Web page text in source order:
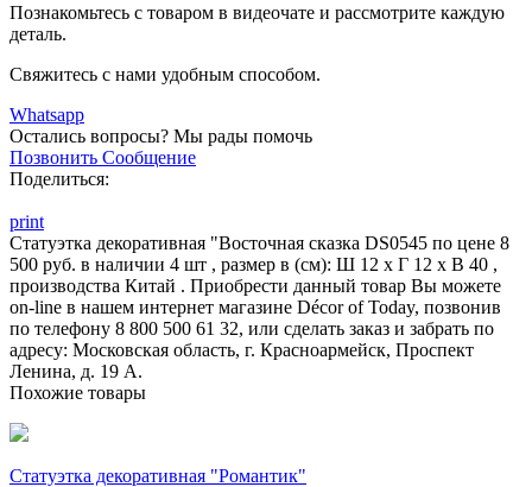
Познакомьтесь с товаром в видеочате и рассмотрите каждую
деталь.
Свяжитесь с нами удобным способом.
Whatsapp
Остались вопросы? Мы рады помочь
Позвонить Сообщение
Поделиться:
print
Статуэтка декоративная "Восточная сказка DS0545 по цене 8
500 руб. в наличии 4 шт , размер в (см): Ш 12 x Г 12 x В 40 ,
производства Китай . Приобрести данный товар Вы можете
on-line в нашем интернет магазине Décor of Today, позвонив
по телефону 8 800 500 61 32, или сделать заказ и забрать по
адресу: Московская область, г. Красноармейск, Проспект
Ленина, д. 19 А.
Похожие товары
Статуэтка декоративная "Романтик"